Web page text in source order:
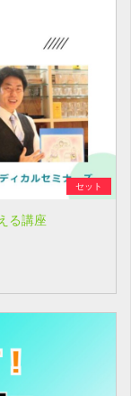
セット
る講座